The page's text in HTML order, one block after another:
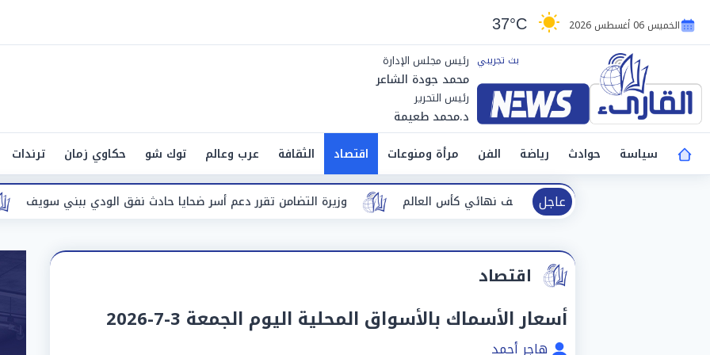
الخميس 06 أغسطس 2026 37°C
رئيس مجلس الإدارة
محمد جودة الشاعر
رئيس التحرير
د.محمد طعيمة
سياسة
حوادث رياضة الفن مرأة ومنوعات اقتصاد الثقافة عرب وعالم توك شو حكاوي زمان ترندات
عاجل
حادث مأساوي.. وزيرة التضامن تقرر دعم أسر ضحايا حادث نفق الودي ببني سويف اليد بعد بلوغ نصف نهائي كأس العالم
اقتصاد
أسعار الأسماك بالأسواق المحلية اليوم الجمعة 3-7-2026
هاجر أحمد